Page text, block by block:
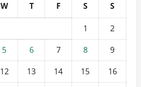
W T F S S
1
2
5 6 7 8
9
12 13 14 15
16